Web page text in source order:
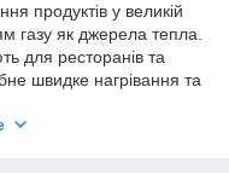
продуктів у великій
газу як джерела тепла.
для ресторанів та
швидке нагрівання та